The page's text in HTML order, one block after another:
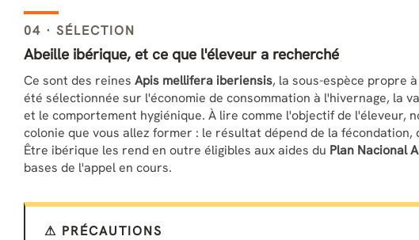
04 · SÉLECTION
Abeille ibérique, et ce que l'éleveur a recherché
Ce sont des reines Apis mellifera iberiensis, la sous-espèce propre
été sélectionnée sur l'économie de consommation à l'hivernage, la
et le comportement hygiénique. À lire comme l'objectif de l'éleveur,
colonie que vous allez former : le résultat dépend de la
Être ibérique les rend en outre éligibles aux aides du Plan Nacional
bases de l'appel en cours.
⚠ PRÉCAUTIONS